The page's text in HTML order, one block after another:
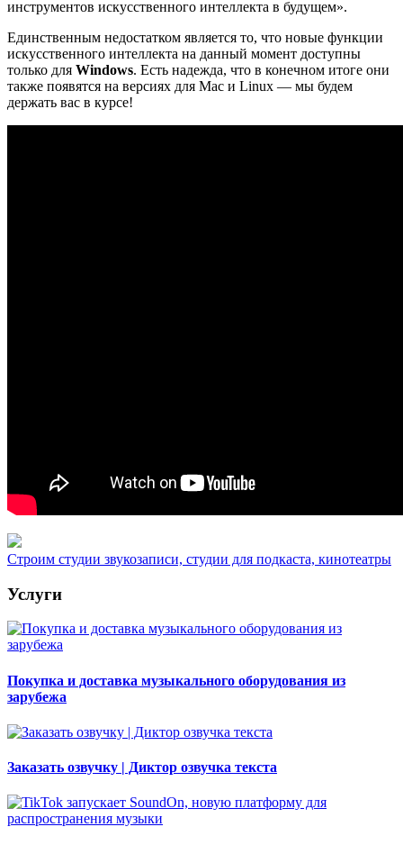
инструментов искусственного интеллекта в будущем».
Единственным недостатком является то, что новые функции
искусственного интеллекта на данный момент доступны
только для Windows. Есть надежда, что в конечном итоге они
также появятся на версиях для Mac и Linux — мы будем
держать вас в курсе!
Строим студии звукозаписи, студии для подкаста, кинотеатры
Услуги
Покупка и доставка музыкального оборудования из
зарубежа
Заказать озвучку | Диктор озвучка текста